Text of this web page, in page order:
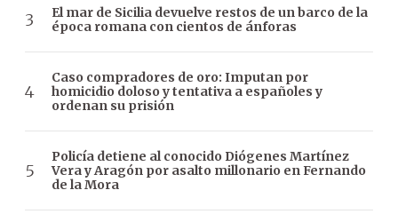
El mar de Sicilia devuelve restos de un barco de la
época romana con cientos de ánforas
Caso compradores de oro: Imputan por
homicidio doloso y tentativa a españoles y
ordenan su prisión
Policía detiene al conocido Diógenes Martínez
Vera y Aragón por asalto millonario en Fernando
de la Mora